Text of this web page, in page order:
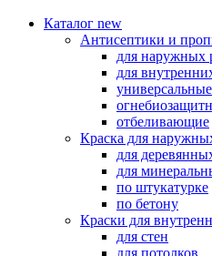
Каталог new
Антисептики и
для наружных
для
универсальные
отбеливающие
Краска для
для
для
по штукатурке
по бетону
Краски для
для стен
для потолков